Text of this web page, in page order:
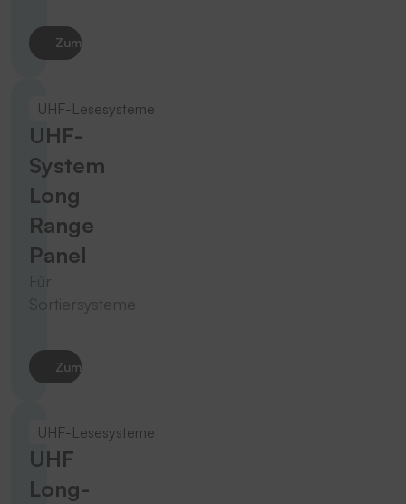
Zum Produkt
UHF-Lesesysteme
UHF-
System
Long
Range
Panel
Für
Sortiersysteme
Zum Produkt
UHF-Lesesysteme
UHF
Long-